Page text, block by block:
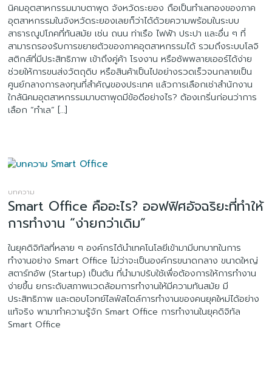
นิคมอุตสาหกรรมมาบตาพุด จังหวัดระยอง ถือเป็นทำเลทองของภาค
อุตสาหกรรมในจังหวัดระยองเลยก็ว่าได้ด้วยความพร้อมในระบบ
สาธารณูปโภคที่ทันสมัย เช่น ถนน ท่าเรือ ไฟฟ้า ประปา และอื่น ๆ ที่
สามารถรองรับการขยายตัวของภาคอุตสาหกรรมได้ รวมถึงระบบโลจิ
สติกส์ที่มีประสิทธิภาพ เข้าถึงคู่ค้า โรงงาน หรือซัพพลายเออร์ได้ง่าย
ช่วยให้การขนส่งวัตถุดิบ หรือสินค้าเป็นไปอย่างรวดเร็วจนกลายเป็น
ศูนย์กลางการลงทุนที่สำคัญของประเทศ แล้วการเลือกเช่าสำนักงาน
ใกล้นิคมอุตสาหกรรมมาบตาพุดมีข้อดีอย่างไร? ต้องเกริ่นก่อนว่าการ
เลือก “ทำเล” […]
บทความ
Smart Office คืออะไร? ออฟฟิศอัจฉริยะที่ทำให้
การทำงาน “ง่ายกว่าเดิม”
ในยุคดิจิทัลที่หลาย ๆ องค์กรได้นำเทคโนโลยีเข้ามามีบทบาทในการ
ทำงานอย่าง Smart Office ไม่ว่าจะเป็นองค์กรขนาดกลาง ขนาดใหญ่
สตาร์ทอัพ (Startup) เป็นต้น ที่นำมาปรับใช้เพื่อต้องการให้การทำงาน
ง่ายขึ้น ยกระดับสภาพแวดล้อมการทำงานให้มีความทันสมัย มี
ประสิทธิภาพ และตอบโจทย์ไลฟ์สไตล์การทำงานของคนยุคใหม่ได้อย่าง
แท้จริง พามาทำความรู้จัก Smart Office การทำงานในยุคดิจิทัล
Smart Office